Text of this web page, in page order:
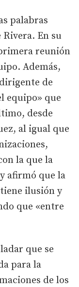
palabras
En su
reunión
Además,
de
equipo» que
desde
al igual que
la que la
afirmó que la
ilusión y
que «entre
que se
para la
de los